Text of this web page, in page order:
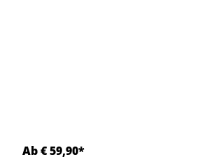
Ab € 59,90*